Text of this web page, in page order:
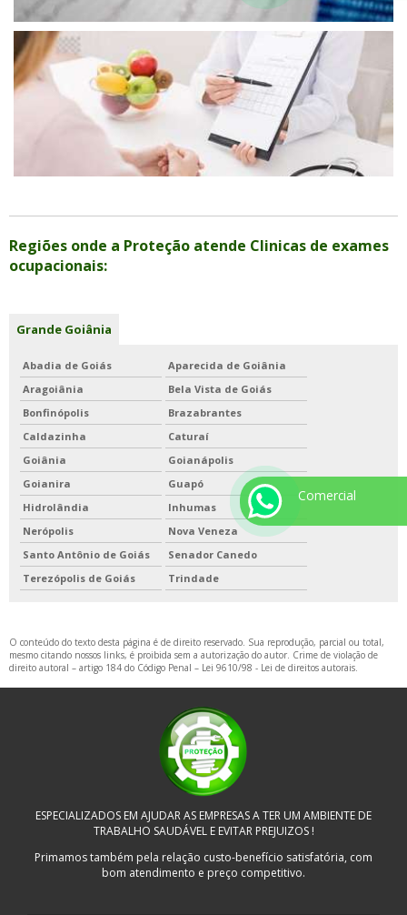
Regiões onde a Proteção atende Clinicas de exames
ocupacionais:
Grande Goiânia
Abadia de Goiás
Aparecida de Goiânia
Aragoiânia
Bela Vista de Goiás
Bonfinópolis
Brazabrantes
Caldazinha
Caturaí
Goiânia
Goianápolis
Goianira
Guapó
Hidrolândia
Inhumas
Nerópolis
Nova Veneza
Santo Antônio de Goiás
Senador Canedo
Terezópolis de Goiás
Trindade
O conteúdo do texto desta página é de direito reservado. Sua reprodução, parcial ou total,
mesmo citando nossos links, é proibida sem a autorização do autor. Crime de violação de
direito autoral – artigo 184 do Código Penal – Lei 9610/98 - Lei de direitos autorais.
ESPECIALIZADOS EM AJUDAR AS EMPRESAS A TER UM AMBIENTE DE
TRABALHO SAUDÁVEL E EVITAR PREJUIZOS !
Primamos também pela relação custo-benefício satisfatória, com
bom atendimento e preço competitivo.
Comercial